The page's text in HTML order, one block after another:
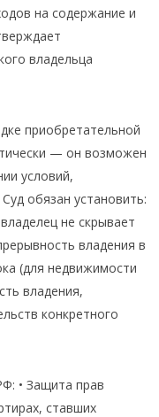
на содержание и
владельца
приобретательной
— он возможен
условий,
обязан установить:
не скрывает
владения в
(для недвижимости
владения,
конкретного
• Защита прав
ставших